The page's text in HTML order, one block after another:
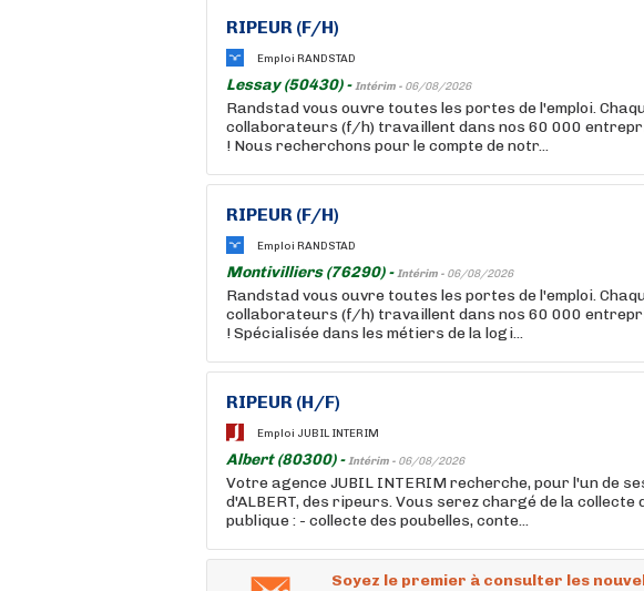
RIPEUR (F/H)
Emploi RANDSTAD
Lessay (50430) -Intérim - 06/08/2026
Randstad vous ouvre toutes les portes de l'emploi.
collaborateurs (f/h) travaillent dans nos 60 000
! Nous recherchons pour le compte de notr...
RIPEUR (F/H)
Emploi RANDSTAD
Montivilliers (76290) -Intérim - 06/08/2026
Randstad vous ouvre toutes les portes de l'emploi.
collaborateurs (f/h) travaillent dans nos 60 000
! Spécialisée dans les métiers de la logi...
RIPEUR (H/F)
Emploi JUBIL INTERIM
Albert (80300) -Intérim - 06/08/2026
Votre agence JUBIL INTERIM recherche, pour l'un de
d'ALBERT, des ripeurs. Vous serez chargé de la collecte
publique : - collecte des poubelles, conte...
Soyez le premier à consulter les